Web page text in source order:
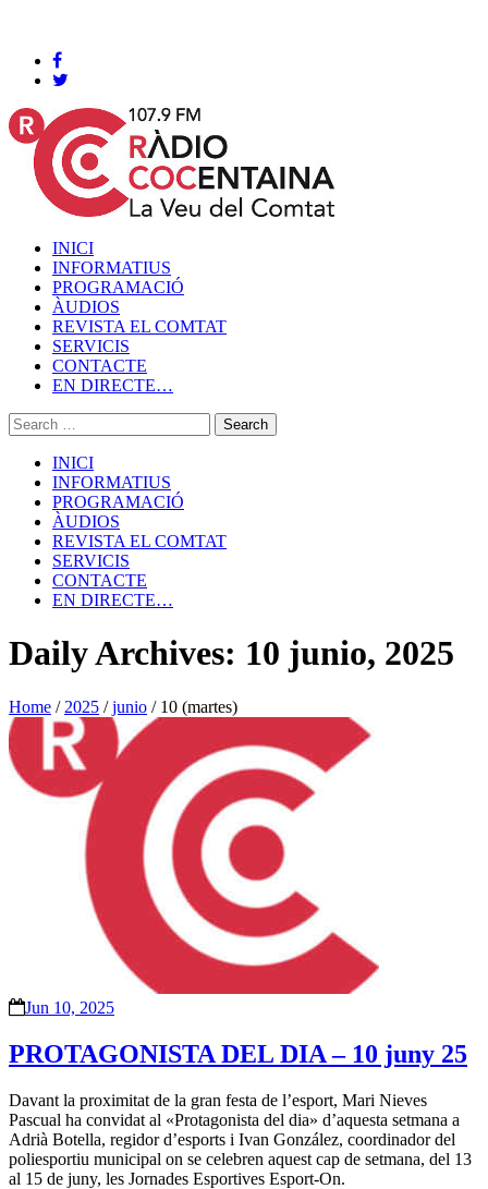
INICI
INFORMATIUS
PROGRAMACIÓ
ÀUDIOS
REVISTA EL COMTAT
SERVICIS
CONTACTE
EN DIRECTE…
INICI
INFORMATIUS
PROGRAMACIÓ
ÀUDIOS
REVISTA EL COMTAT
SERVICIS
CONTACTE
EN DIRECTE…
Daily Archives: 10 junio, 2025
Home / 2025 /junio / 10 (martes)
Jun 10, 2025
PROTAGONISTA DEL DIA – 10 juny 25
Davant la proximitat de la gran festa de l’esport, Mari Nieves
Pascual ha convidat al «Protagonista del dia» d’aquesta setmana a
Adrià Botella, regidor d’esports i Ivan González, coordinador del
poliesportiu municipal on se celebren aquest cap de setmana, del 13
al 15 de juny, les Jornades Esportives Esport-On.